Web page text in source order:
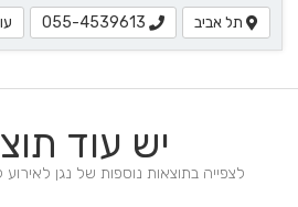
תל אביב 055-4539613
יש עוד
לצפייה בתוצאות נוספות של נגן